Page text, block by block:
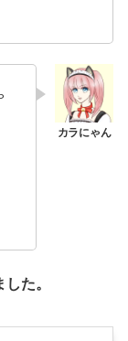
た。